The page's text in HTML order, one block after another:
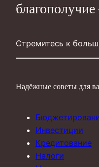
Стремитесь к
Надёжные советы для
Инвестиции
Кредитование
Налоги